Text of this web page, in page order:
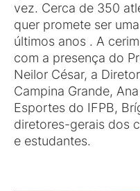
vez. Cerca de 350
quer promete ser
últimos anos . A
com a presença do
Neilor César, a
Campina Grande,
Esportes do IFPB,
diretores-gerais dos
e estudantes.